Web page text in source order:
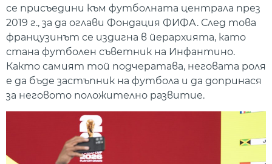
се присъедини към футболната централа през
2019 г., за да оглави Фондация ФИФА. След това
французинът се издигна в йерархията, като
стана футболен съветник на Инфантино.
Както самият той подчератава, неговата роля
е да бъде застъпник на футбола и да допринася
за неговото положително развитие.